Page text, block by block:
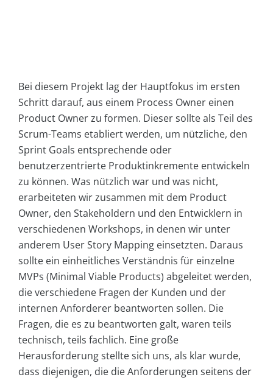
Bei diesem Projekt lag der Hauptfokus im ersten
Schritt darauf, aus einem Process Owner einen
Product Owner zu formen. Dieser sollte als Teil des
Scrum-Teams etabliert werden, um nützliche, den
Sprint Goals entsprechende oder
benutzerzentrierte Produktinkremente entwickeln
zu können. Was nützlich war und was nicht,
erarbeiteten wir zusammen mit dem Product
Owner, den Stakeholdern und den Entwicklern in
verschiedenen Workshops, in denen wir unter
anderem User Story Mapping einsetzten. Daraus
sollte ein einheitliches Verständnis für einzelne
MVPs (Minimal Viable Products) abgeleitet werden,
die verschiedene Fragen der Kunden und der
internen Anforderer beantworten sollen. Die
Fragen, die es zu beantworten galt, waren teils
technisch, teils fachlich. Eine große
Herausforderung stellte sich uns, als klar wurde,
dass diejenigen, die die Anforderungen seitens der